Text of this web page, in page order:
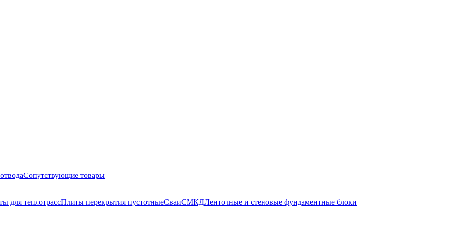
Сопутствующие товары
для теплотрассПлиты перекрытия пустотныеСваиСМКДЛенточные и стеновые фундаментные блоки